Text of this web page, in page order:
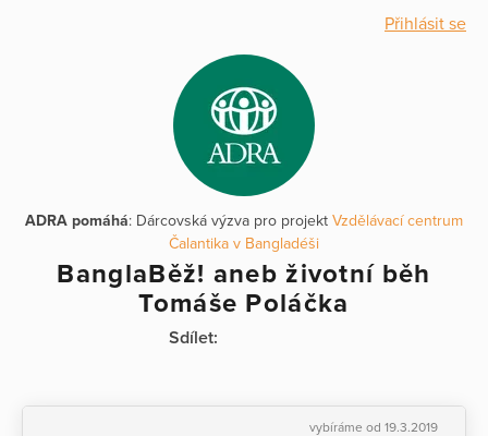
Přihlásit se
ADRA pomáhá: Dárcovská výzva pro projekt Vzdělávací centrum
Čalantika v Bangladéši
BanglaBěž! aneb životní běh
Tomáše Poláčka
Sdílet:
vybíráme od 19.3.2019